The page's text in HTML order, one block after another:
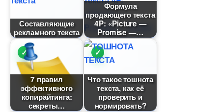
Составляющие
рекламного текста
Формула
продающего текста
4P: «Picture —
Promise —
7 правил
эффективного
копирайтинга:
секреты
Что такое тошнота
текста, как её
проверить и
нормировать?